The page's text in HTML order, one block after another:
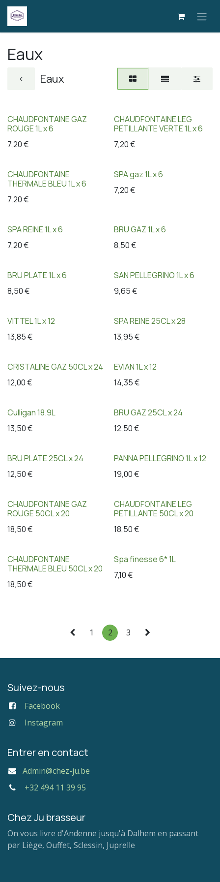
Se rendre au contenu
Eaux
Eaux
CHAUDFONTAINE GAZ
ROUGE 1L x 6
7,20€
CHAUDFONTAINE LEG
PETILLANTE VERTE 1L x 6
7,20€
CHAUDFONTAINE
THERMALE BLEU 1L x 6
7,20€
SPA gaz 1L x 6
7,20€
SPA REINE 1L x 6
7,20€
BRU GAZ 1L x 6
8,50€
BRU PLATE 1L x 6
8,50€
SAN PELLEGRINO 1L x 6
9,65€
VITTEL 1L x 12
13,85€
SPA REINE 25CL x 28
13,95€
CRISTALINE GAZ 50CL x 24
12,00€
EVIAN 1L x 12
14,35€
Culligan 18.9L
13,50€
BRU GAZ 25CL x 24
12,50€
BRU PLATE 25CL x 24
12,50€
PANNA PELLEGRINO 1L x 12
19,00€
CHAUDFONTAINE GAZ
ROUGE 50CL x 20
18,50€
CHAUDFONTAINE LEG
PETILLANTE 50CL x 20
18,50€
CHAUDFONTAINE
THERMALE BLEU 50CL x 20
18,50€
Spa finesse 6* 1L
7,10€
1 2 3
Suivez-nous
Facebook
Instagram
Entrer en contact
Admin@chez-ju.be
+32 494 11 39 95
Chez Ju brasseur
On vous livre d'Andenne jusqu'à Dalhem en passant
par Liège, Ouffet, Sclessin, Juprelle